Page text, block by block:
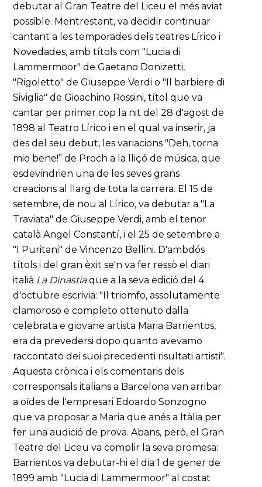
debutar al Gran Teatre del Liceu el més aviat
possible. Mentrestant, va decidir continuar
cantant a les temporades dels teatres Lírico i
Novedades, amb títols com "Lucia di
Lammermoor" de Gaetano Donizetti,
"Rigoletto" de Giuseppe Verdi o "Il barbiere di
Siviglia" de Gioachino Rossini, títol que va
cantar per primer cop la nit del 28 d'agost de
1898 al Teatro Lírico i en el qual va inserir, ja
des del seu debut, les variacions "Deh, torna
mio bene!” de Proch a la lliçó de música, que
esdevindrien una de les seves grans
creacions al llarg de tota la carrera. El 15 de
setembre, de nou al Lírico, va debutar a "La
Traviata" de Giuseppe Verdi, amb el tenor
català Angel Constantí, i el 25 de setembre a
"I Puritani" de Vincenzo Bellini. D'ambdós
títols i del gran èxit se'n va fer ressò el diari
italià La Dinastiaque a la seva edició del 4
d'octubre escrivia: "Il triomfo, assolutamente
clamoroso e completo ottenuto dalla
celebrata e giovane artista Maria Barrientos,
era da prevedersi dopo quanto avevamo
raccontato dei suoi precedenti risultati artisti".
Aquesta crònica i els comentaris dels
corresponsals italians a Barcelona van arribar
a oïdes de l'empresari Edoardo Sonzogno
que va proposar a Maria que anés a Itàlia per
fer una audició de prova. Abans, però, el Gran
Teatre del Liceu va complir la seva promesa:
Barrientos va debutar-hi el dia 1 de gener de
1899 amb "Lucia di Lammermoor" al costat